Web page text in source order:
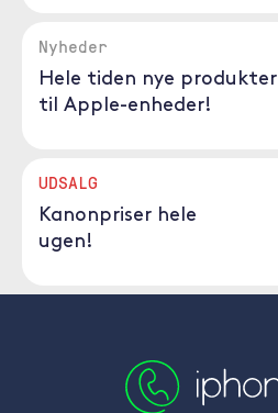
Nyheder
Hele tiden nye produkter
til Apple-enheder!
UDSALG
Kanonpriser hele
ugen!